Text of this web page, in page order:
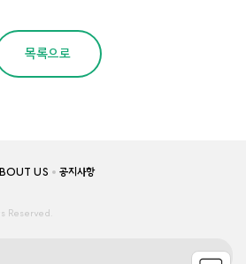
목록으로
US 공지사항
Reserved.